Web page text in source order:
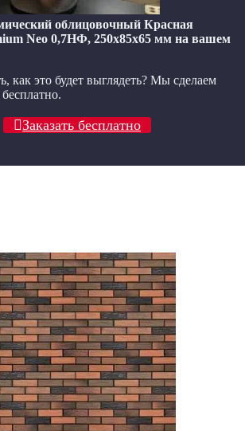
облицовочный Красная
Neo 0,7НФ, 250x85x65 мм на вашем
как это будет выглядеть? Мы сделаем
Заказать бесплатно